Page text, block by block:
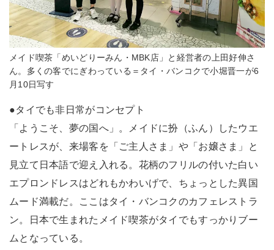
メイド喫茶「めいどりーみん・MBK店」と経営者の上田好伸さ
ん。多くの客でにぎわっている＝タイ・バンコクで小堀晋一が6
月10日写す
●タイでも非日常がコンセプト
「ようこそ、夢の国へ」。メイドに扮（ふん）したウエ
ートレスが、来場客を「ご主人さま」や「お嬢さま」と
見立て日本語で迎え入れる。花柄のフリルの付いた白い
エプロンドレスはどれもかわいげで、ちょっとした異国
ムード満載だ。ここはタイ・バンコクのカフェレストラ
ン。日本で生まれたメイド喫茶がタイでもすっかりブー
ムとなっている。